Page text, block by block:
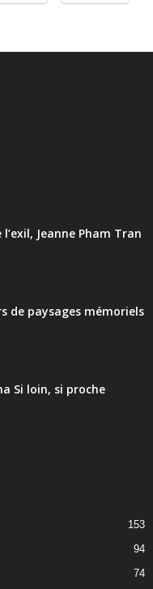
l’exil, Jeanne Pham Tran
de paysages mémoriels
Si loin, si proche
153
94
74